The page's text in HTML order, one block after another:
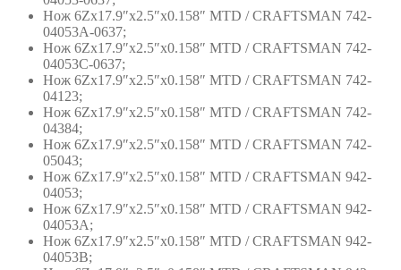
Нож 6Zх17.9″х2.5″х0.158″ MTD / CRAFTSMAN 742-
04053A-0637;
Нож 6Zх17.9″х2.5″х0.158″ MTD / CRAFTSMAN 742-
04053C-0637;
Нож 6Zх17.9″х2.5″х0.158″ MTD / CRAFTSMAN 742-
04123;
Нож 6Zх17.9″х2.5″х0.158″ MTD / CRAFTSMAN 742-
04384;
Нож 6Zх17.9″х2.5″х0.158″ MTD / CRAFTSMAN 742-
05043;
Нож 6Zх17.9″х2.5″х0.158″ MTD / CRAFTSMAN 942-
04053;
Нож 6Zх17.9″х2.5″х0.158″ MTD / CRAFTSMAN 942-
04053A;
Нож 6Zх17.9″х2.5″х0.158″ MTD / CRAFTSMAN 942-
04053B;